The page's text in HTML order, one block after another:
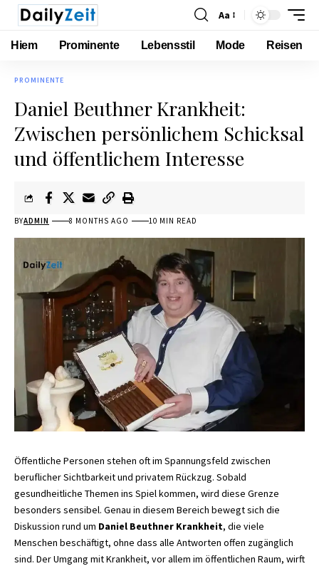
Aa
Hiem Prominente Lebensstil Mode Reisen
PROMINENTE
Daniel Beuthner Krankheit:
Zwischen persönlichem Schicksal
und öffentlichem Interesse
BYADMIN 8 MONTHS AGO 10 MIN READ
Öffentliche Personen stehen oft im Spannungsfeld zwischen
beruflicher Sichtbarkeit und privatem Rückzug. Sobald
gesundheitliche Themen ins Spiel kommen, wird diese Grenze
besonders sensibel. Genau in diesem Bereich bewegt sich die
Diskussion rund um Daniel Beuthner Krankheit, die viele
Menschen beschäftigt, ohne dass alle Antworten offen zugänglich
sind. Der Umgang mit Krankheit, vor allem im öffentlichen Raum, wirft